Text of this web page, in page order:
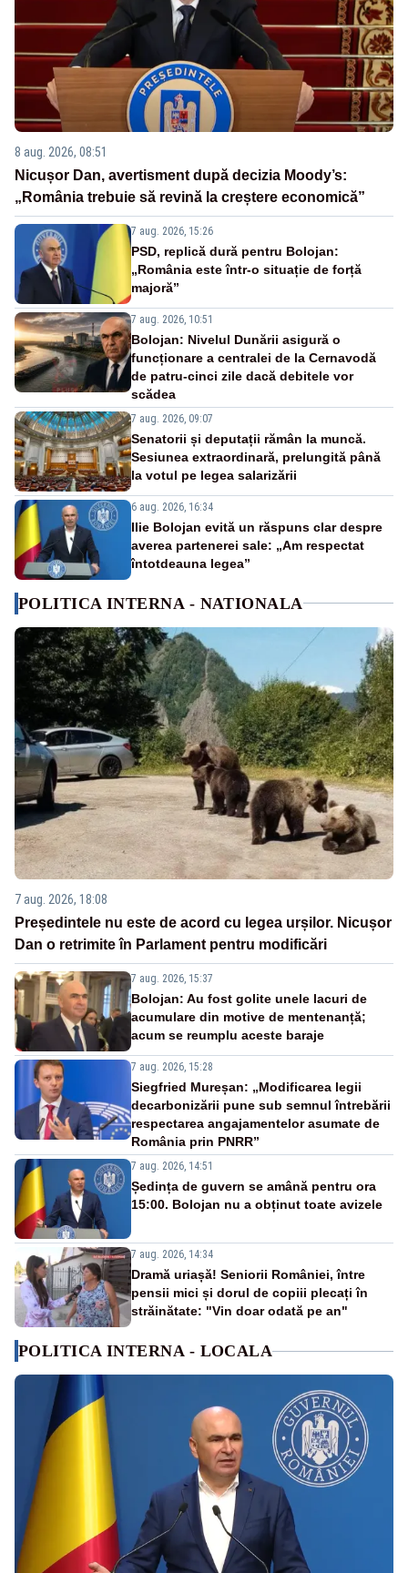
8 aug. 2026, 08:51
Nicușor Dan, avertisment după decizia Moody’s:
„România trebuie să revină la creștere economică”
7 aug. 2026, 15:26
PSD, replică dură pentru Bolojan:
„România este într-o situație de forță
majoră”
7 aug. 2026, 10:51
Bolojan: Nivelul Dunării asigură o
funcționare a centralei de la Cernavodă
de patru-cinci zile dacă debitele vor
scădea
7 aug. 2026, 09:07
Senatorii și deputații rămân la muncă.
Sesiunea extraordinară, prelungită până
la votul pe legea salarizării
6 aug. 2026, 16:34
Ilie Bolojan evită un răspuns clar despre
averea partenerei sale: „Am respectat
întotdeauna legea”
POLITICA INTERNA - NATIONALA
7 aug. 2026, 18:08
Președintele nu este de acord cu legea urșilor. Nicușor
Dan o retrimite în Parlament pentru modificări
7 aug. 2026, 15:37
Bolojan: Au fost golite unele lacuri de
acumulare din motive de mentenanță;
acum se reumplu aceste baraje
7 aug. 2026, 15:28
Siegfried Mureșan: „Modificarea legii
decarbonizării pune sub semnul întrebării
respectarea angajamentelor asumate de
România prin PNRR”
7 aug. 2026, 14:51
Ședința de guvern se amână pentru ora
15:00. Bolojan nu a obținut toate avizele
7 aug. 2026, 14:34
Dramă uriașă! Seniorii României, între
pensii mici și dorul de copiii plecați în
străinătate: "Vin doar odată pe an"
POLITICA INTERNA - LOCALA